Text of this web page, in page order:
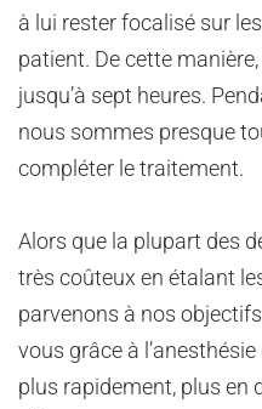
à lui rester focalisé sur
patient. De cette
jusqu’à sept heures.
nous sommes presque
compléter le traitement.
Alors que la plupart des
très coûteux en étalant
parvenons à nos
vous grâce à l’anesthésie
plus rapidement, plus en